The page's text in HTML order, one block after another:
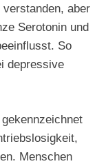
aber
Serotonin und
So
depressive
Menschen